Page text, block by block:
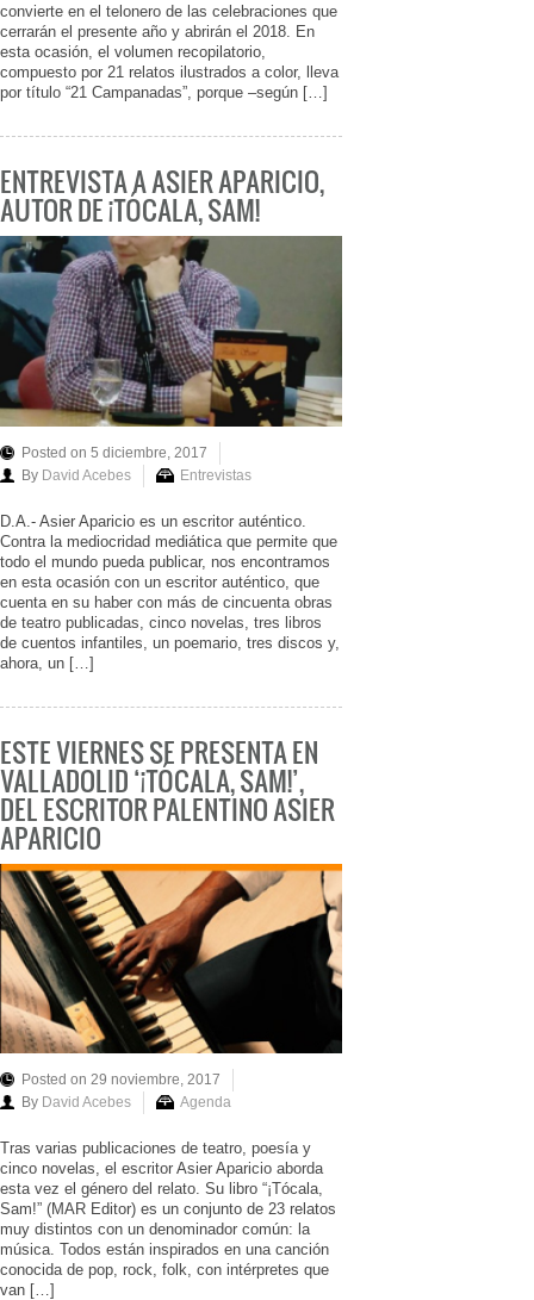
convierte en el telonero de las celebraciones que
cerrarán el presente año y abrirán el 2018. En
esta ocasión, el volumen recopilatorio,
compuesto por 21 relatos ilustrados a color, lleva
por título “21 Campanadas”, porque –según […]
ENTREVISTA A ASIER APARICIO,
AUTOR DE ¡TÓCALA, SAM!
Posted on 5 diciembre, 2017
By David Acebes Entrevistas
D.A.- Asier Aparicio es un escritor auténtico.
Contra la mediocridad mediática que permite que
todo el mundo pueda publicar, nos encontramos
en esta ocasión con un escritor auténtico, que
cuenta en su haber con más de cincuenta obras
de teatro publicadas, cinco novelas, tres libros
de cuentos infantiles, un poemario, tres discos y,
ahora, un […]
ESTE VIERNES SE PRESENTA EN
VALLADOLID ‘¡TÓCALA, SAM!’,
DEL ESCRITOR PALENTINO ASIER
APARICIO
Posted on 29 noviembre, 2017
By David Acebes Agenda
Tras varias publicaciones de teatro, poesía y
cinco novelas, el escritor Asier Aparicio aborda
esta vez el género del relato. Su libro “¡Tócala,
Sam!” (MAR Editor) es un conjunto de 23 relatos
muy distintos con un denominador común: la
música. Todos están inspirados en una canción
conocida de pop, rock, folk, con intérpretes que
van […]